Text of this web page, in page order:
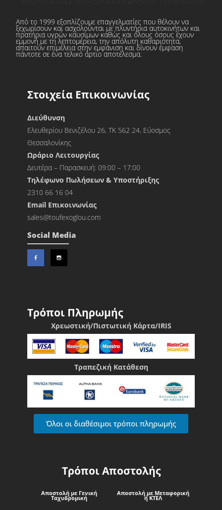
Από το 1999 εξοπλίζουμε επαγγελματίες που θέλουν να
ξεχωρίσουν και ασχολούνται με πλυντήρια αυτοκινήτων και
πρατήρια υγρών καυσίμων καθώς και όλους όσους έχουν
εμμονή με τη λεπτομέρεια, την απόλυτη καθαριότητα,
απαιτούν επιμέλεια στην εμφάνιση και δίνουν έμφαση
πάντοτε σε ένα τελικό άρτιο αποτέλεσμα.
Στοιχεία Επικοινωνίας
Διεύθυνση
Ελευθερίου Βενιζέλου 26, ΤΚ 562 24, Εύοσμος
Θεσσαλονίκης
Ωράριο Λειτουργίας
Δευτέρα – Παρασκευή: 09:00 – 17:00
Τηλέφωνο Πωλήσεων & Υποστήριξης
2310 66 16 04
Εmail Επικοινωνίας
sales@toufexoglou.com
Social Media
Τρόποι Πληρωμής
Χρεωστική/Πιστωτική Κάρτα/IRIS
Τραπεζική Κατάθεση
Όλοι οι διαθέσιμοι τρόποι πληρωμής
Τρόποι Αποστολής
Αποστολή με Γενική
Ταχυδρομική
Αποστολή με Μεταφορική
ή ΚΤΕΛ